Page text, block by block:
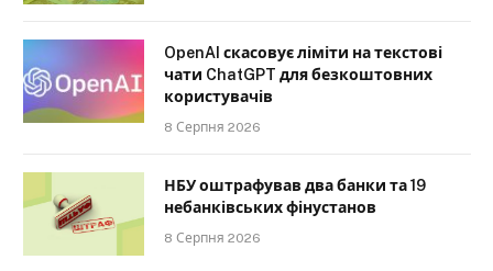
OpenAI скасовує ліміти на текстові
чати ChatGPT для безкоштовних
користувачів
8 Серпня 2026
НБУ оштрафував два банки та 19
небанківських фінустанов
8 Серпня 2026